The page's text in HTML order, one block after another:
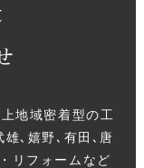
地域密着型の工
､嬉野､有田､唐
リフォームなど